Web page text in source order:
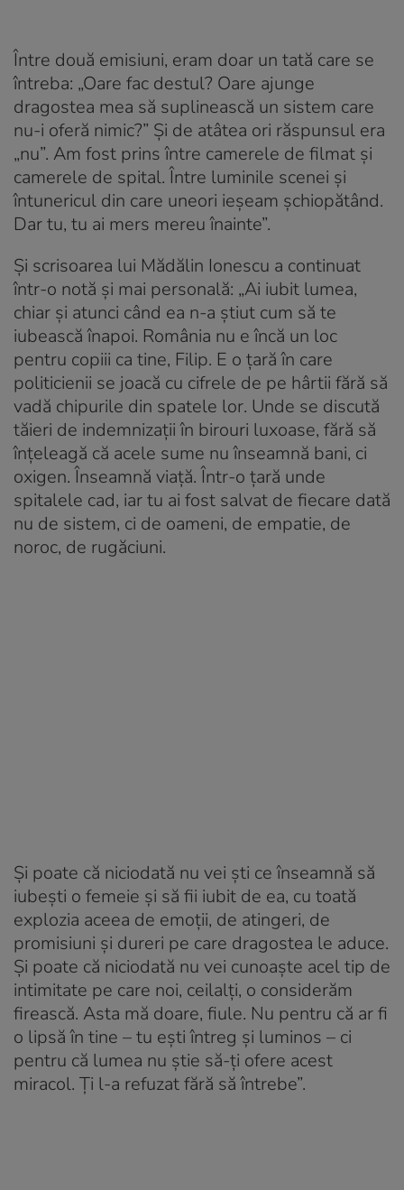
Între două emisiuni, eram doar un tată care se
întreba: „Oare fac destul? Oare ajunge
dragostea mea să suplinească un sistem care
nu-i oferă nimic?” Și de atâtea ori răspunsul era
„nu”. Am fost prins între camerele de filmat și
camerele de spital. Între luminile scenei și
întunericul din care uneori ieșeam șchiopătând.
Dar tu, tu ai mers mereu înainte”.
Și scrisoarea lui Mădălin Ionescu a continuat
într-o notă și mai personală: „Ai iubit lumea,
chiar și atunci când ea n-a știut cum să te
iubească înapoi. România nu e încă un loc
pentru copiii ca tine, Filip. E o țară în care
politicienii se joacă cu cifrele de pe hârtii fără să
vadă chipurile din spatele lor. Unde se discută
tăieri de indemnizații în birouri luxoase, fără să
înțeleagă că acele sume nu înseamnă bani, ci
oxigen. Înseamnă viață. Într-o țară unde
spitalele cad, iar tu ai fost salvat de fiecare dată
nu de sistem, ci de oameni, de empatie, de
noroc, de rugăciuni.
Și poate că niciodată nu vei ști ce înseamnă să
iubești o femeie și să fii iubit de ea, cu toată
explozia aceea de emoții, de atingeri, de
promisiuni și dureri pe care dragostea le aduce.
Și poate că niciodată nu vei cunoaște acel tip de
intimitate pe care noi, ceilalți, o considerăm
firească. Asta mă doare, fiule. Nu pentru că ar fi
o lipsă în tine – tu ești întreg și luminos – ci
pentru că lumea nu știe să-ți ofere acest
miracol. Ți l-a refuzat fără să întrebe”.